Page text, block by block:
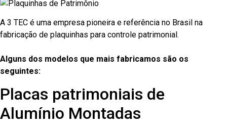
A 3 TEC é uma empresa pioneira e referência no Brasil na
fabricação de plaquinhas para controle patrimonial.
Alguns dos modelos que mais fabricamos são os
seguintes:
Placas patrimoniais de
Alumínio Montadas